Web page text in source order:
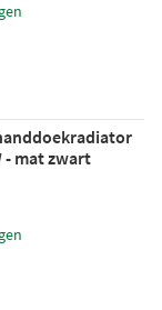
- mat zwart